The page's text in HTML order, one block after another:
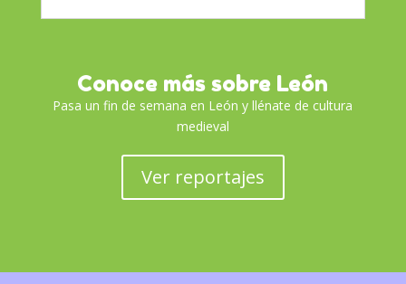
Conoce más sobre León
Pasa un fin de semana en León y llénate de cultura
medieval
Ver reportajes